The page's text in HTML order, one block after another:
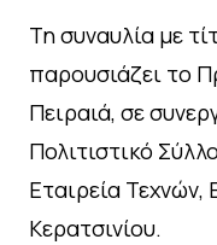
Τη συναυλία με
παρουσιάζει το
Πειραιά, σε
Πολιτιστικό
Εταιρεία Τεχνών,
Κερατσινίου.